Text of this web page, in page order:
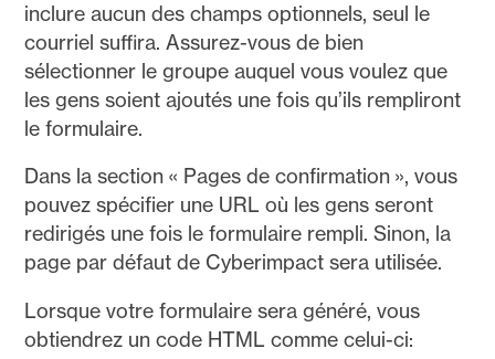
inclure aucun des champs optionnels, seul le
courriel suffira. Assurez-vous de bien
sélectionner le groupe auquel vous voulez que
les gens soient ajoutés une fois qu’ils rempliront
le formulaire.
Dans la section « Pages de confirmation », vous
pouvez spécifier une URL où les gens seront
redirigés une fois le formulaire rempli. Sinon, la
page par défaut de Cyberimpact sera utilisée.
Lorsque votre formulaire sera généré, vous
obtiendrez un code HTML comme celui-ci: